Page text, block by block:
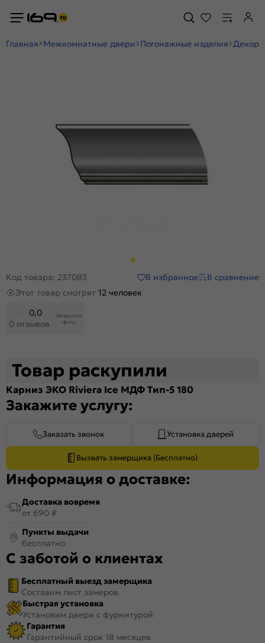
Главная Межкомнатные двери Погонажные изделия Декор
Код товара: 237083 В избранное
В сравнение
Этот товар смотрят 12 человек
0,0
0 отзывов
Загрузить
фото
Товар раскупили
Карниз ЭКО Riviera Ice МДФ Тип-5 180
Закажите услугу:
Заказать звонок Установка дверей
Вызвать замерщика (Бесплатно)
Информация о доставке:
Доставка вовремя
от 690 ₽
Пункты выдачи
бесплатно
С заботой о клиентах
Бесплатный выезд замерщика
Составим лист замеров
Быстрая установка
Установим двери с фурнитурой
Гарантия
Гарантийный срок 18 месяцев